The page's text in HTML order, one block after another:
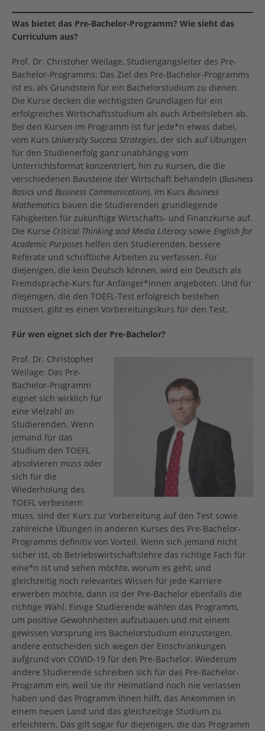
Was bietet das Pre-Bachelor-Programm? Wie sieht das
Curriculum aus?
Prof. Dr. Christoher Weilage, Studiengangsleiter des Pre-
Bachelor-Programms: Das Ziel des Pre-Bachelor-Programms
ist es, als Grundstein für ein Bachelorstudium zu dienen.
Die Kurse decken die wichtigsten Grundlagen für ein
erfolgreiches Wirtschaftsstudium als auch Arbeitsleben ab.
Bei den Kursen im Programm ist für jede*n etwas dabei,
vom Kurs University Success Strategies, der sich auf Übungen
für den Studienerfolg ganz unabhängig vom
Unterrichtsformat konzentriert, hin zu Kursen, die die
verschiedenen Bausteine der Wirtschaft behandeln (Business
Basics und Business Communication). Im Kurs Business
Mathematics bauen die Studierenden grundlegende
Fähigkeiten für zukünftige Wirtschafts- und Finanzkurse auf.
Die Kurse Critical Thinking and Media Literacysowie English for
Academic Purposes helfen den Studierenden, bessere
Referate und schriftliche Arbeiten zu verfassen. Für
diejenigen, die kein Deutsch können, wird ein Deutsch als
Fremdsprache-Kurs für Anfänger*innen angeboten. Und für
diejenigen, die den TOEFL-Test erfolgreich bestehen
müssen, gibt es einen Vorbereitungskurs für den Test.
Für wen eignet sich der Pre-Bachelor?
Prof. Dr. Christopher
Weilage: Das Pre-
Bachelor-Programm
eignet sich wirklich für
eine Vielzahl an
Studierenden. Wenn
jemand für das
Studium den TOEFL
absolvieren muss oder
sich für die
Wiederholung des
TOEFL verbessern
muss, sind der Kurs zur Vorbereitung auf den Test sowie
zahlreiche Übungen in anderen Kurses des Pre-Bachelor-
Programms definitiv von Vorteil. Wenn sich jemand nicht
sicher ist, ob Betriebswirtschaftslehre das richtige Fach für
eine*n ist und sehen möchte, worum es geht, und
gleichzeitig noch relevantes Wissen für jede Karriere
erwerben möchte, dann ist der Pre-Bachelor ebenfalls die
richtige Wahl. Einige Studierende wählen das Programm,
um positive Gewohnheiten aufzubauen und mit einem
gewissen Vorsprung ins Bachelorstudium einzusteigen.
andere entscheiden sich wegen der Einschränkungen
aufgrund von COVID-19 für den Pre-Bachelor. Wiederum
andere Studierende schreiben sich für das Pre-Bachelor-
Programm ein, weil sie ihr Heimatland noch nie verlassen
haben und das Programm ihnen hilft, das Ankommen in
einem neuen Land und das gleichzeitige Studium zu
erleichtern. Das gilt sogar für diejenigen, die das Programm